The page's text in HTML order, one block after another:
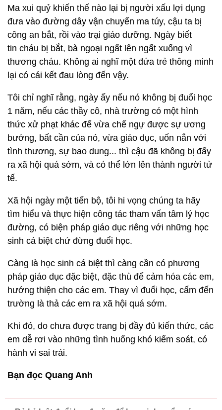
Ma xui quỷ khiến thế nào lại bị người xấu lợi dụng
đưa vào đường dây vận chuyển ma túy, cậu ta bị
công an bắt, rồi vào trại giáo dưỡng. Ngày biết
tin cháu bị bắt, bà ngoại ngất lên ngất xuống vì
thương cháu. Không ai nghĩ một đứa trẻ thông minh
lại có cái kết đau lòng đến vậy.
Tôi chỉ nghĩ rằng, ngày ấy nếu nó không bị đuổi học
1 năm, nếu các thầy cô, nhà trường có một hình
thức xử phạt khác để vừa chế ngự được sự ương
bướng, bất cần của nó, vừa giáo dục, uốn nắn với
tình thương, sự bao dung... thì cậu đã không bị đẩy
ra xã hội quá sớm, và có thể lớn lên thành người tử
tế.
Xã hội ngày một tiến bộ, tôi hi vọng chúng ta hãy
tìm hiểu và thực hiện công tác tham vấn tâm lý học
đường, có biện pháp giáo dục riêng với những học
sinh cá biệt chứ đừng đuổi học.
Càng là học sinh cá biệt thì càng cần có phương
pháp giáo dục đặc biệt, đặc thù để cảm hóa các em,
hướng thiện cho các em. Thay vì đuổi học, cấm đến
trường là thả các em ra xã hội quá sớm.
Khi đó, do chưa được trang bị đầy đủ kiến thức, các
em dễ rơi vào những tình huống khó kiểm soát, có
hành vi sai trái.
Bạn đọc Quang Anh